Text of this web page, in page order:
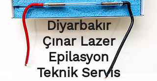
Diyarbakır
Çınar Lazer
Epilasyon
Teknik Servis